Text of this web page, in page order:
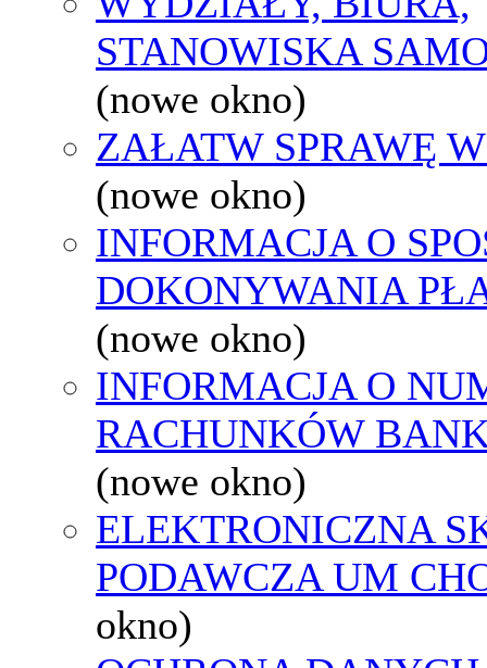
STANOWISKA
(nowe okno)
ZAŁATW SPRAWĘ
(nowe okno)
INFORMACJA O
DOKONYWANIA
(nowe okno)
INFORMACJA O
RACHUNKÓW
(nowe okno)
ELEKTRONICZNA
PODAWCZA UM
okno)